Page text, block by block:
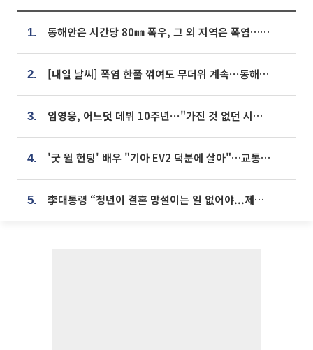
1. 동해안은 시간당 80㎜ 폭우, 그 외 지역은 폭염…‘극과 극 날씨’
2. [내일 날씨] 폭염 한풀 꺾여도 무더위 계속⋯동해안 이틀 연속 비
3. 임영웅, 어느덧 데뷔 10주년⋯"가진 것 없던 시절, 내 앞엔 20명의 팬뿐"
4. '굿 윌 헌팅' 배우 "기아 EV2 덕분에 살아"…교통사고 후 안전성 극찬
5. 李대통령 “청년이 결혼 망설이는 일 없어야...제도상 불이익 조사”